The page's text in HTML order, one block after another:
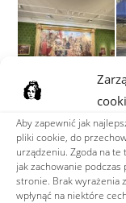
Aby zapewnić jak
pliki cookie, do
urządzeniu. Zgoda na
jak zachowanie
stronie. Brak wyrażenia
wpłynąć na niektóre